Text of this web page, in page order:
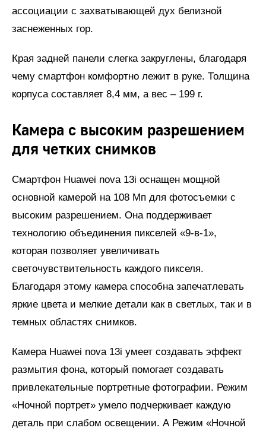
ассоциации с захватывающей дух белизной
заснеженных гор.
Края задней панели слегка закруглены, благодаря
чему смартфон комфортно лежит в руке. Толщина
корпуса составляет 8,4 мм, а вес – 199 г.
Камера с высоким разрешением
для четких снимков
Смартфон Huawei nova 13i оснащен мощной
основной камерой на 108 Мп для фотосъемки с
высоким разрешением. Она поддерживает
технологию объединения пикселей «9-в-1»,
которая позволяет увеличивать
светочувствительность каждого пикселя.
Благодаря этому камера способна запечатлевать
яркие цвета и мелкие детали как в светлых, так и в
темных областях снимков.
Камера Huawei nova 13i умеет создавать эффект
размытия фона, который помогает создавать
привлекательные портретные фотографии. Режим
«Ночной портрет» умело подчеркивает каждую
деталь при слабом освещении. А Режим «Ночной